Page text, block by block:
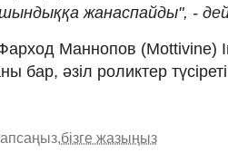
шындыққа жанаспайды", -
Фарход Маннопов (Mottivine)
бар, әзіл роликтер
бізге жазыңыз